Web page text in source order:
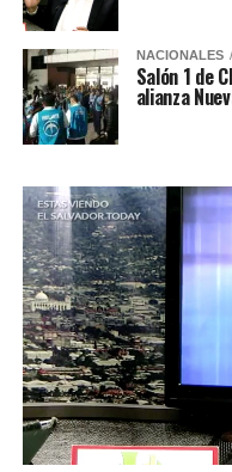
NACIONALES
Salón 1 de
alianza